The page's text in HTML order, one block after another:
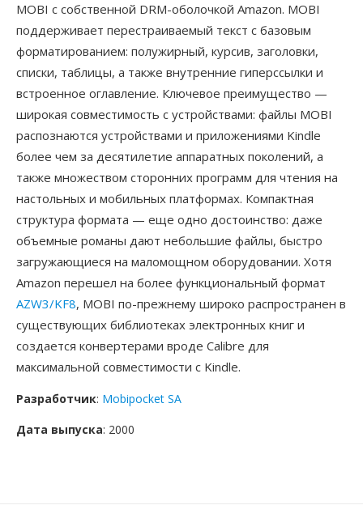
MOBI с собственной DRM-оболочкой Amazon. MOBI
поддерживает перестраиваемый текст с базовым
форматированием: полужирный, курсив, заголовки,
списки, таблицы, а также внутренние гиперссылки и
встроенное оглавление. Ключевое преимущество —
широкая совместимость с устройствами: файлы MOBI
распознаются устройствами и приложениями Kindle
более чем за десятилетие аппаратных поколений, а
также множеством сторонних программ для чтения на
настольных и мобильных платформах. Компактная
структура формата — еще одно достоинство: даже
объемные романы дают небольшие файлы, быстро
загружающиеся на маломощном оборудовании. Хотя
Amazon перешел на более функциональный формат
AZW3/KF8, MOBI по-прежнему широко распространен в
существующих библиотеках электронных книг и
создается конвертерами вроде Calibre для
максимальной совместимости с Kindle.
Разработчик: Mobipocket SA
Дата выпуска: 2000